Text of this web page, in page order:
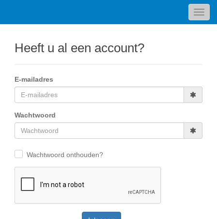
Heeft u al een account?
E-mailadres
Wachtwoord
Wachtwoord onthouden?